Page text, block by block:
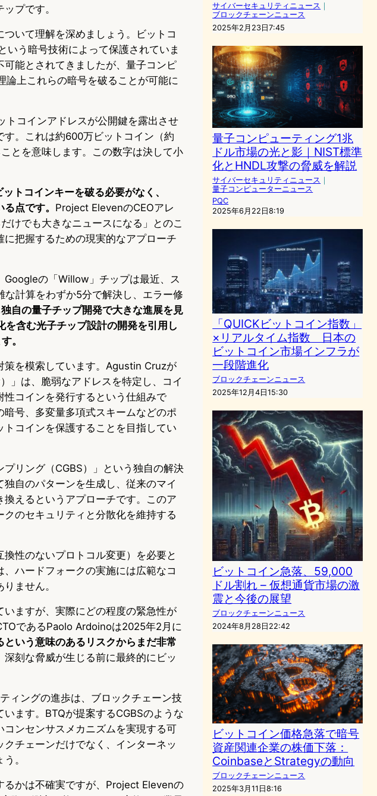
プです。
いて理解を深めましょう。ビットコ
いう暗号技術によって保護されていま
能とされてきましたが、量子コンピ
論上これらの暗号を破ることが可能に
コインアドレスが公開鍵を露出させ
。これは約600万ビットコイン（約
とを意味します。この数字は決して小
トコインキーを破る必要がなく、
点です。 Project ElevenのCEOアレ
けでも大きなニュースになる」とのこ
把握するための現実的なアプローチ
の「Willow」チップは最近、ス
計算をわずか5分で解決し、エラー修
自の量子チップ開発で大きな進展を見
含む光子チップ設計の開発を引用し
。
策を模索しています。Agustin Cruzが
」は、脆弱なアドレスを特定し、コイ
性コインを発行するという仕組みで
号、多変量多項式スキームなどのポ
コインを保護することを目指してい
リング（CGBS）」という独自の解決
自のパターンを生成し、従来のマイ
えるというアプローチです。このア
のセキュリティと分散化を維持する
性のないプロトコル変更）を必要と
ハードフォークの実施には広範なコ
ません。
ますが、実際にどの程度の緊急性が
であるPaolo Ardoinoは2025年2月に
いう意味のあるリスクからまだ非常
刻な脅威が生じる前に最終的にビッ
ィングの進歩は、ブロックチェーン技
ます。BTQが提案するCGBSのような
ンセンサスメカニズムを実現する可
チェーンだけでなく、インターネッ
。
るかは不確実ですが、Project Elevenの
サイバーセキュリティニュース ｜
ブロックチェーンニュース
2025年2月23日7:45
量子コンピューティング1兆
ドル市場の光と影｜NIST標準
化とHNDL攻撃の脅威を解説
サイバーセキュリティニュース ｜
量子コンピューターニュース
PQC
2025年6月22日8:19
「QUICKビットコイン指数」
×リアルタイム指数 日本の
ビットコイン市場インフラが
一段階進化
ブロックチェーンニュース
2025年12月4日15:30
ビットコイン急落、59,000
ドル割れ – 仮想通貨市場の激
震と今後の展望
ブロックチェーンニュース
2024年8月28日22:42
ビットコイン価格急落で暗号
資産関連企業の株価下落：
CoinbaseとStrategyの動向
ブロックチェーンニュース
2025年3月11日8:16